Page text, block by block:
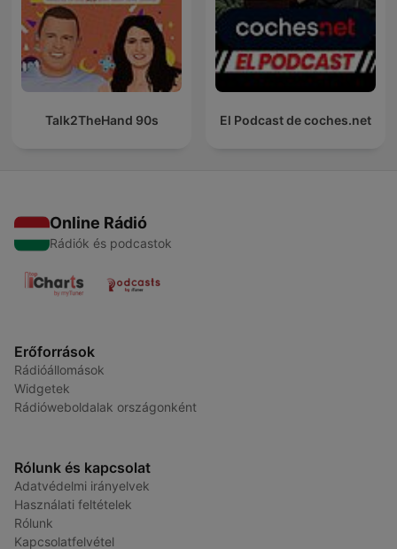
Talk2TheHand 90s El Podcast de coches.net
Online Rádió
Rádiók és podcastok
Erőforrások
Rádióállomások
Widgetek
Rádióweboldalak országonként
Rólunk és kapcsolat
Adatvédelmi irányelvek
Használati feltételek
Rólunk
Kapcsolatfelvétel